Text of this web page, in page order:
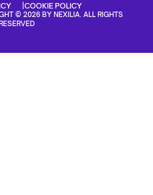
COOKIE POLICY
© 2026 BY NEXILIA. ALL RIGHTS